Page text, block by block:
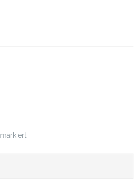
markiert